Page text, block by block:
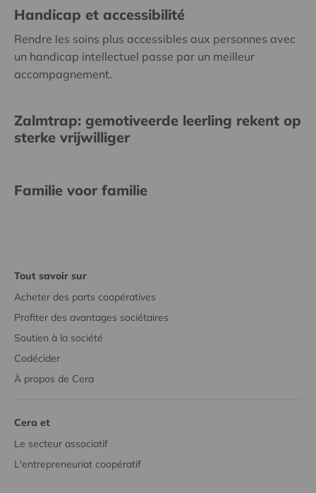
Handicap et accessibilité
Rendre les soins plus accessibles aux personnes avec
un handicap intellectuel passe par un meilleur
accompagnement.
Zalmtrap: gemotiveerde leerling rekent op
sterke vrijwilliger
Familie voor familie
Tout savoir sur
Acheter des parts coopératives
Profiter des avantages sociétaires
Soutien à la société
Codécider
À propos de Cera
Cera et
Le secteur associatif
L'entrepreneuriat coopératif